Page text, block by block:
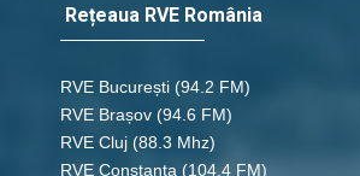
Rețeaua RVE România
RVE București (94.2 FM)
RVE Brașov (94.6 FM)
RVE Cluj (88.3 Mhz)
RVE Constanța (104.4 FM)